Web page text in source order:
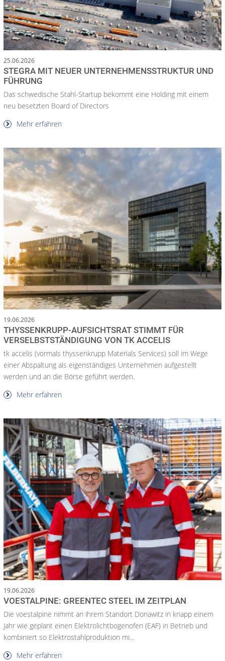
25.06.2026
STEGRA MIT NEUER UNTERNEHMENSSTRUKTUR UND
FÜHRUNG
Das schwedische Stahl-Startup bekommt eine Holding mit einem
neu besetzten Board of Directors
Mehr erfahren
19.06.2026
THYSSENKRUPP-AUFSICHTSRAT STIMMT FÜR
VERSELBSTSTÄNDIGUNG VON TK ACCELIS
tk accelis (vormals thyssenkrupp Materials Services) soll im Wege
einer Abspaltung als eigenständiges Unternehmen aufgestellt
werden und an die Börse geführt werden.
Mehr erfahren
19.06.2026
VOESTALPINE: GREENTEC STEEL IM ZEITPLAN
Die voestalpine nimmt an ihrem Standort Donawitz in knapp einem
Jahr wie geplant einen Elektrolichtbogenofen (EAF) in Betrieb und
kombiniert so Elektrostahlproduktion mi...
Mehr erfahren